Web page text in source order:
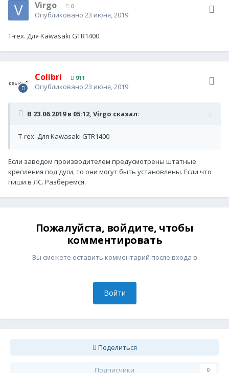
Virgo 0
Опубликовано 23 июня, 2019
T-rex. Для Kawasaki GTR1400
Colibri 911
Опубликовано 23 июня, 2019
В 23.06.2019 в 05:12, Virgo сказал:
T-rex. Для Kawasaki GTR1400
Если заводом производителем предусмотрены штатные
крепления под дуги, то они могут быть установлены. Если что
пиши в ЛС. Разберемся.
Пожалуйста, войдите, чтобы
комментировать
Вы сможете оставить комментарий после входа в
Войти
Поделиться
Подписчики 0